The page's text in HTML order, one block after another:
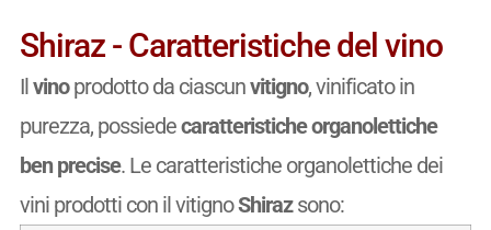
Shiraz - Caratteristiche del vino
Ilvinoprodotto da ciascunvitigno, vinificato in
purezza, possiedecaratteristiche organolettiche
ben precise. Le caratteristiche organolettiche dei
vini prodotti con il vitignoShirazsono: